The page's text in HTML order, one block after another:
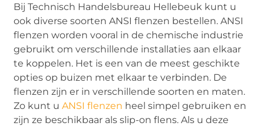
Bij Technisch Handelsbureau Hellebeuk kunt u
ook diverse soorten ANSI flenzen bestellen. ANSI
flenzen worden vooral in de chemische industrie
gebruikt om verschillende installaties aan elkaar
te koppelen. Het is een van de meest geschikte
opties op buizen met elkaar te verbinden. De
flenzen zijn er in verschillende soorten en maten.
Zo kunt uANSI flenzen heel simpel gebruiken en
zijn ze beschikbaar als slip-on flens. Als u deze